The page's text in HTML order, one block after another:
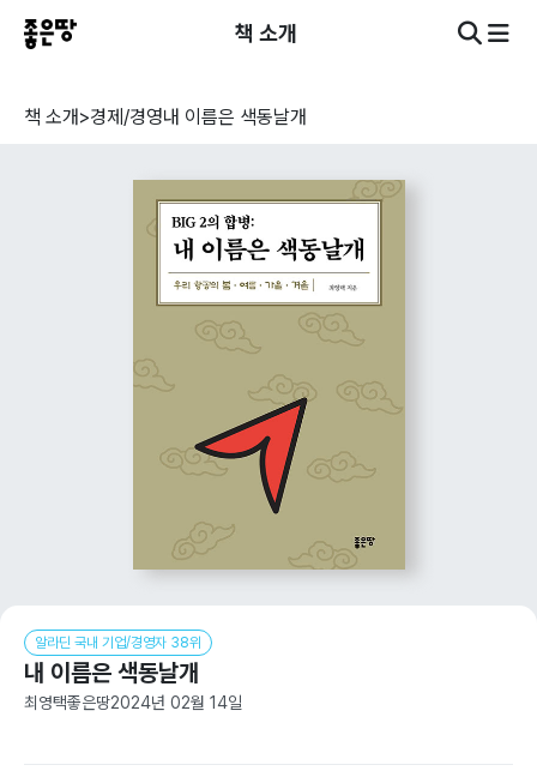
책 소개
책 소개>경제/경영내 이름은 색동날개
알라딘 국내 기업/경영자 38위
내 이름은 색동날개
최영택좋은땅2024년 02월 14일